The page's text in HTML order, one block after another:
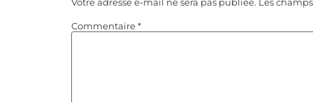
Votre adresse e-mail ne sera pas publiée. Les
Commentaire*